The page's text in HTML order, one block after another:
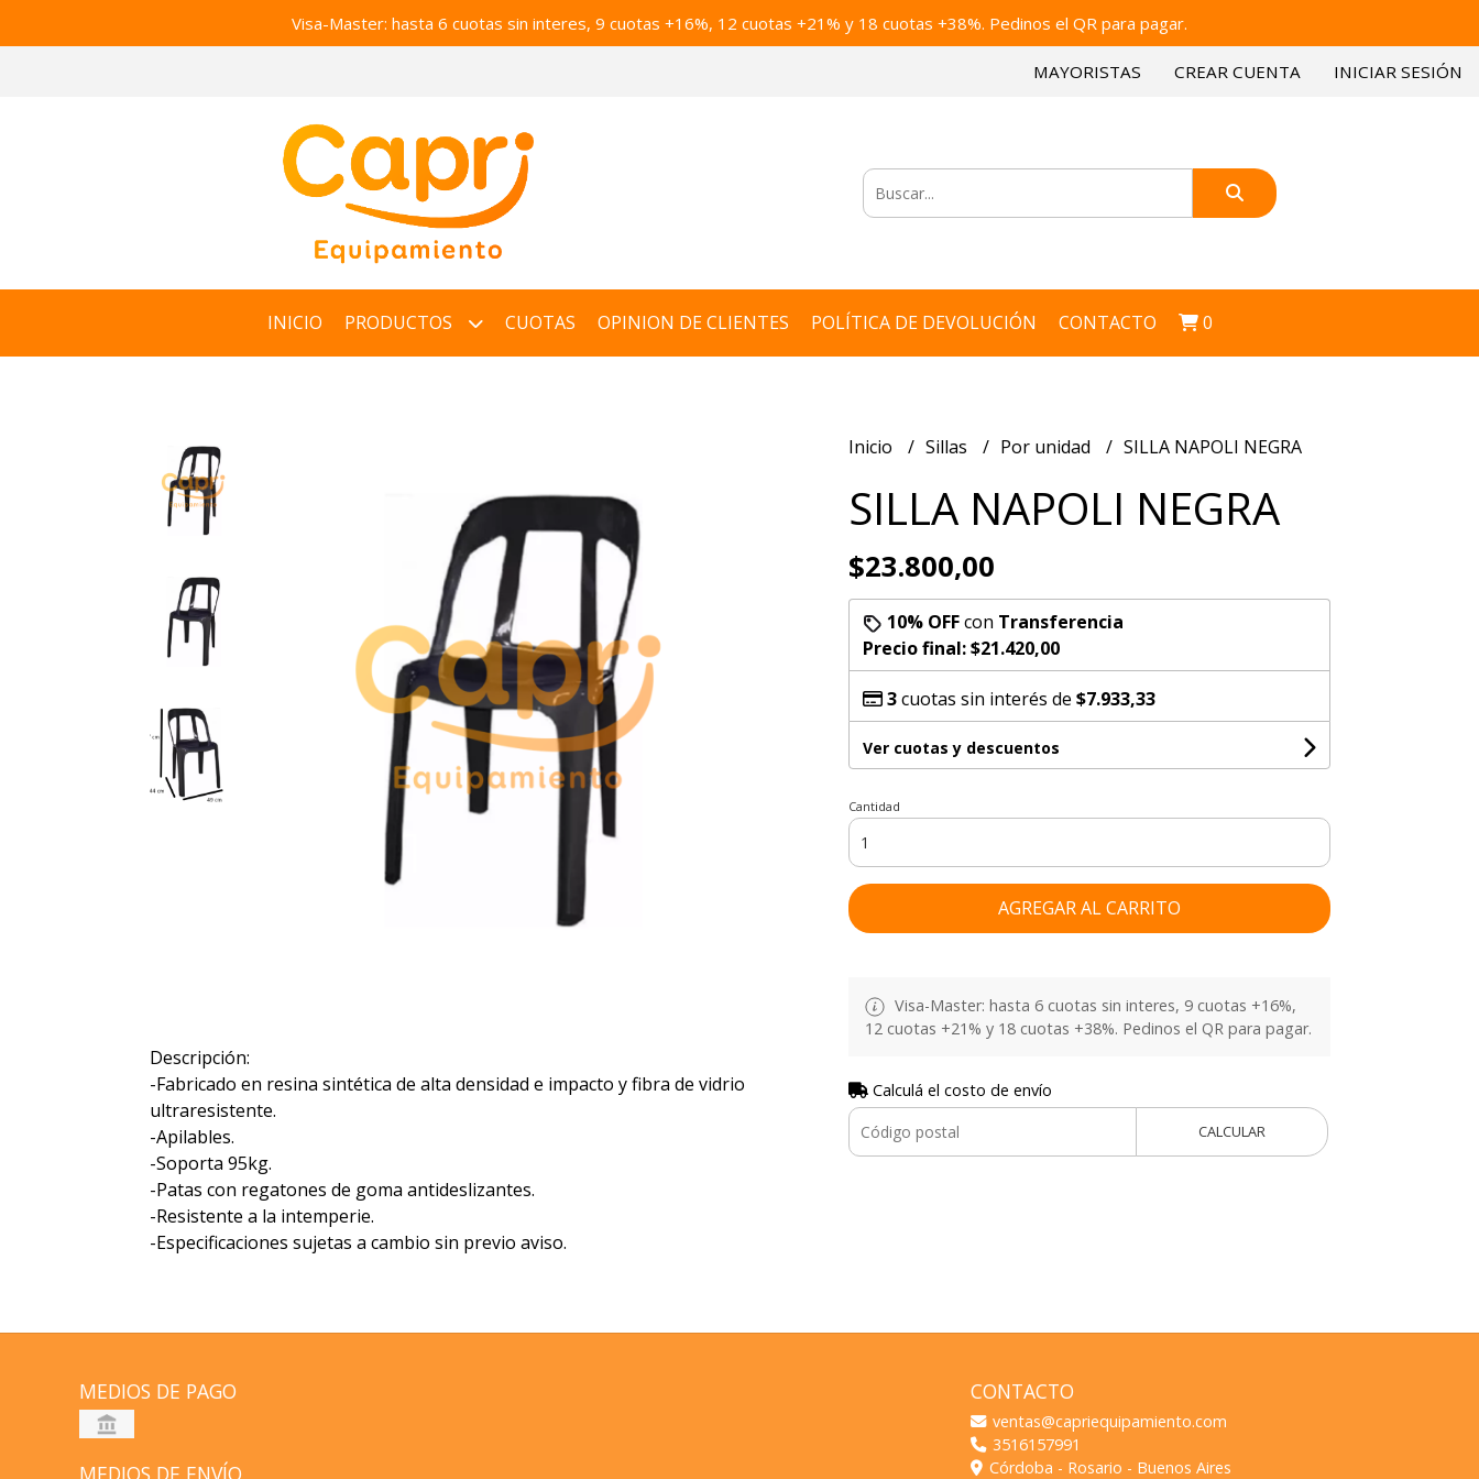
Visa-Master: hasta 6 cuotas sin interes, 9 cuotas +16%, 12 cuotas +21% y 18 cuotas +38%. Pedinos el QR para pagar.
MAYORISTAS CREAR CUENTA INICIAR SESIÓN
INICIO PRODUCTOS CUOTAS OPINION DE CLIENTES POLÍTICA DE DEVOLUCIÓN CONTACTO 0
Descripción:
-Fabricado en resina sintética de alta densidad e impacto y fibra de vidrio
ultraresistente.
-Apilables.
-Soporta 95kg.
-Patas con regatones de goma antideslizantes.
-Resistente a la intemperie.
-Especificaciones sujetas a cambio sin previo aviso.
Inicio Sillas Por unidad SILLA NAPOLI NEGRA
SILLA NAPOLI NEGRA
$23.800,00
10% OFFcon Transferencia
Precio final:$21.420,00
3cuotas sin interés de $7.933,33
Ver cuotas y descuentos
Cantidad
AGREGAR AL CARRITO
Visa-Master: hasta 6 cuotas sin interes, 9 cuotas +16%,
12 cuotas +21% y 18 cuotas +38%. Pedinos el QR para pagar.
Calculá el costo de envío
CALCULAR
MEDIOS DE PAGO CONTACTO
ventas@capriequipamiento.com
3516157991
Córdoba - Rosario - Buenos Aires